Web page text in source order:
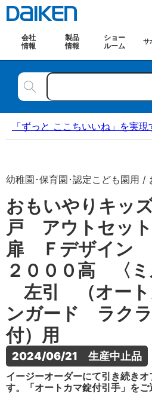
会社
情報
製品
情報
ショー
ルーム
サ
「ずっと ここちいいね」を実
幼稚園･保育園･認定こども園用 /
おもいやりキッ
戸 アウトセッ
扉 Ｆデザイン
２０００高 〈ミ
左引 （オー
ンガード ラク
付）用
2024/06/21　生産中止品
イージーオーダーにて引き続き
す。「オートカマ錠付引手」をご